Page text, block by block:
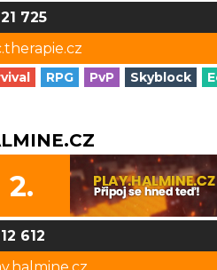
21 725
RPG PvP Skyblock
2.
12 612